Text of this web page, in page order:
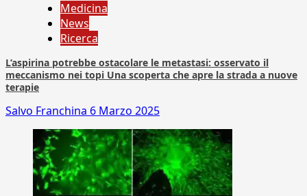
Medicina
News
Ricerca
L’aspirina potrebbe ostacolare le metastasi: osservato il
meccanismo nei topi Una scoperta che apre la strada a nuove
terapie
Salvo Franchina 6 Marzo 2025